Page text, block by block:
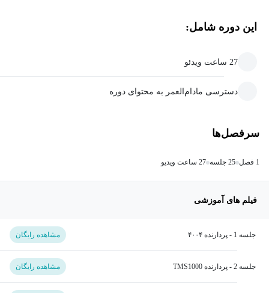
این دوره شامل:
27 ساعت ویدئو
دسترسی مادام‌العمر به محتوای دوره
سرفصل‌ها
1 فصل 25 جلسه 27 ساعت ویدیو
فیلم های آموزشی
جلسه 1 - پردارنده ۴۰۰۴ مشاهده رایگان
جلسه 2 - پردارنده TMS1000 مشاهده رایگان